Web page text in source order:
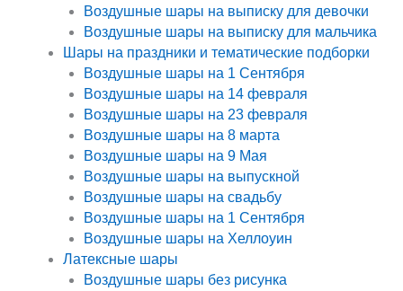
Воздушные шары на выписку для девочки
Воздушные шары на выписку для мальчика
Шары на праздники и тематические подборки
Воздушные шары на 1 Сентября
Воздушные шары на 14 февраля
Воздушные шары на 23 февраля
Воздушные шары на 8 марта
Воздушные шары на 9 Мая
Воздушные шары на выпускной
Воздушные шары на свадьбу
Воздушные шары на 1 Сентября
Воздушные шары на Хеллоуин
Латексные шары
Воздушные шары без рисунка